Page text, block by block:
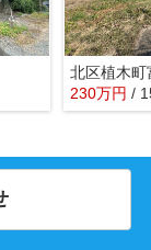
北区植木町
230万円 /